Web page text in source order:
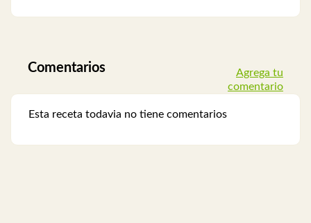
Comentarios
Agrega tu
comentario
Esta receta todavia no tiene comentarios